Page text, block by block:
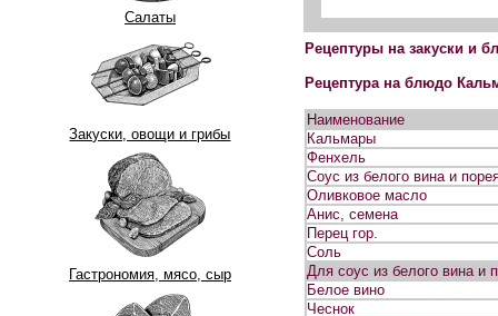
Салаты
Закуски, овощи и грибы
Гастрономия, мясо, сыр
Рецептуры на закуски и
Рецептура на блюдо
Наименование
Кальмары
Фенхель
Соус из белого вина и
Оливковое масло
Анис, семена
Перец гор.
Соль
Для соус из белого вина и
Белое вино
Чеснок